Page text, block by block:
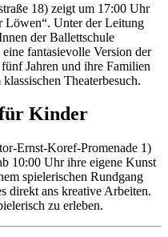
18) zeigt um 17:00 Uhr
Löwen“. Unter der Leitung
der Ballettschule
fantasievolle Version der
Jahren und ihre Familien
Theaterbesuch.
Kinder
Ernst-Koref-Promenade 1)
10:00 Uhr ihre eigene Kunst
spielerischen Rundgang
direkt ans kreative Arbeiten.
zu erleben.